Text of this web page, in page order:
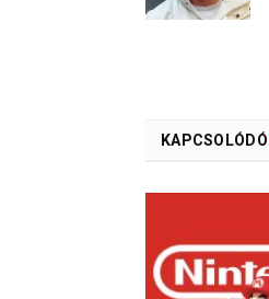
KAPCSOLÓDÓ